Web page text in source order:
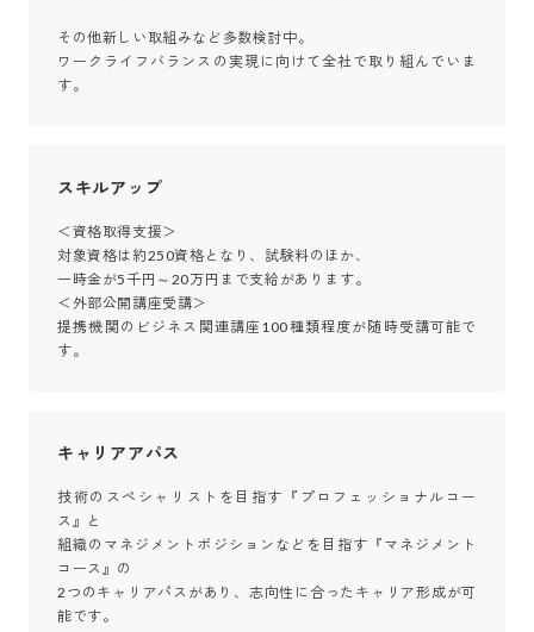
その他新しい取組みなど多数検討中。
ワークライフバランスの実現に向けて全社で取り組んでいま
す。
スキルアップ
＜資格取得支援＞
対象資格は約250資格となり、試験料のほか、
一時金が5千円～20万円まで支給があります。
＜外部公開講座受講＞
提携機関のビジネス関連講座100種類程度が随時受講可能で
キャリアアパス
技術のスペシャリストを目指す『プロフェッショナルコー
ス』と
組織のマネジメントポジションなどを目指す『マネジメント
コース』の
2つのキャリアパスがあり、志向性に合ったキャリア形成が可
能です。